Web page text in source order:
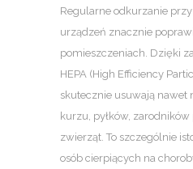
Regularne odkurzanie
urządzeń znacznie
pomieszczeniach. Dzięki
HEPA (High Efficiency
skutecznie usuwają nawet
kurzu, pyłków, zarodników
zwierząt. To szczególnie
osób cierpiących na